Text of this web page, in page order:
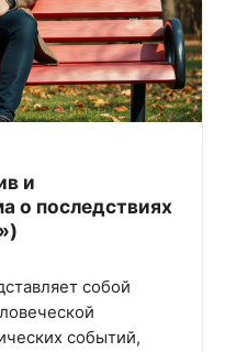
и
о последствиях
собой
событий,